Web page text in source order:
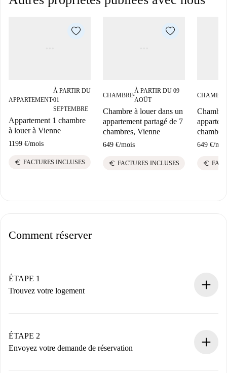
APPARTEMENT■
À PARTIR DU
01
SEPTEMBRE
Appartement 1 chambre
à louer à Vienne
1199 €/mois
euro FACTURES INCLUSES
CHAMBRE■
À PARTIR DU 09
AOÛT
Chambre à louer dans un
appartement partagé de 7
chambres, Vienne
649 €/mois
euro FACTURES INCLUSES
CHAMBRE
649 €/
euro
Comment réserver
ÉTAPE 1
Trouvez votre logement
Vous disposez à l’avance de toutes les informations
nécessaires.
ÉTAPE 2
Envoyez votre demande de réservation